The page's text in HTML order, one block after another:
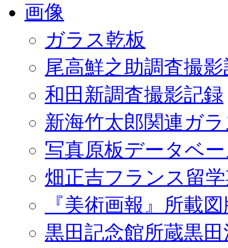
画像
ガラス乾板
尾高鮮之助調査撮
和田新調査撮影記録
新海竹太郎関連ガ
写真原板データベ
畑正吉フランス留
『美術画報』所載
黒田記念館所蔵黒